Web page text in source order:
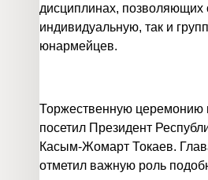
дисциплинах, позволяющих
индивидуальную, так и
юнармейцев.
Торжественную церемонию
посетил Президент
Касым‑Жомарт Токаев.
отметил важную роль